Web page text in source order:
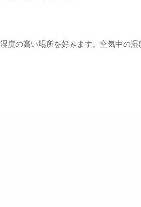
度の高い場所を好みます。空気中の